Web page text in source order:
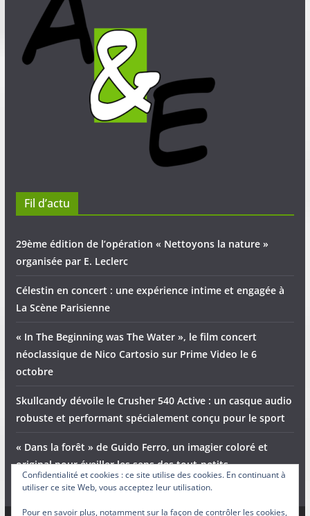
Fil d’actu
29ème édition de l’opération « Nettoyons la nature »
organisée par E. Leclerc
Célestin en concert : une expérience intime et engagée à
La Scène Parisienne
« In The Beginning was The Water », le film concert
néoclassique de Nico Cartosio sur Prime Video le 6
octobre
Skullcandy dévoile le Crusher 540 Active : un casque audio
robuste et performant spécialement conçu pour le sport
« Dans la forêt » de Guido Ferro, un imagier coloré et
original pour éveiller les sens des tout-petits
Confidentialité et cookies : ce site utilise des cookies. En continuant à
utiliser ce site Web, vous acceptez leur utilisation.
Pour en savoir plus, notamment sur la façon de contrôler les cookies,